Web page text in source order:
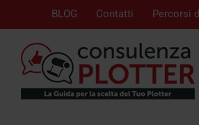
BLOG Contatti Percorsi